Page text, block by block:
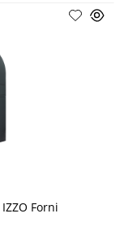
Forni